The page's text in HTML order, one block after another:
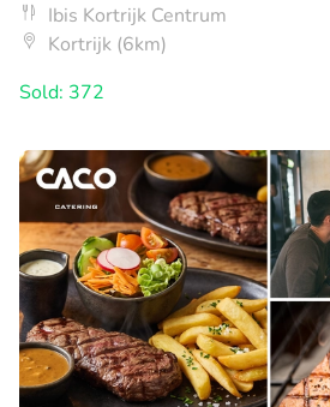
Ibis Kortrijk Centrum
Kortrijk (6km)
Sold: 372